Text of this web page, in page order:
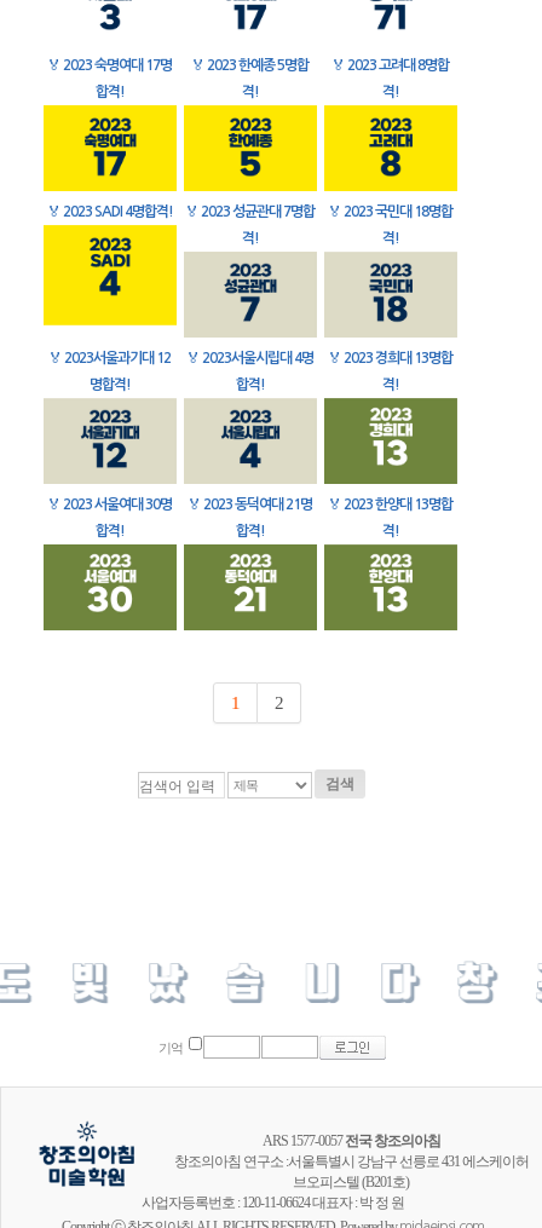
🏅 2023 숙명여대 17명
합격!
🏅 2023 한예종 5명합
격!
🏅 2023 고려대 8명합
격!
🏅 2023 SADI 4명합격! 🏅 2023 성균관대 7명합
격!
🏅 2023 국민대 18명합
격!
🏅 2023서울과기대 12
명합격!
🏅 2023서울시립대 4명
합격!
🏅 2023 경희대 13명합
격!
🏅 2023 서울여대 30명
합격!
🏅 2023 동덕여대 21명
합격!
🏅 2023 한양대 13명합
격!
1 2
검색
기억
ARS 1577-0057전국 창조의아침
창조의아침 연구소 :서울특별시 강남구 선릉로 431 에스케이허
브오피스텔 (B201호)
사업자등록번호 : 120-11-06624 대표자 : 박 정 원